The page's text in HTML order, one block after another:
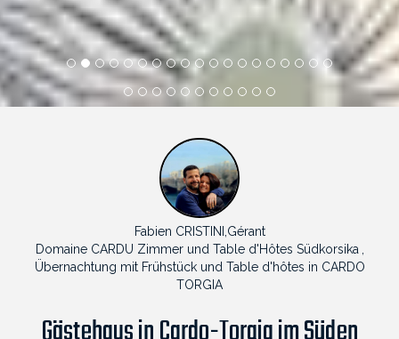
1 2 3 4 5 6 7 8 9 1011 1213141516171819
2021222324252627282930
Fabien CRISTINI,Gérant
Domaine CARDU Zimmer und Table d'Hôtes Südkorsika ,
Übernachtung mit Frühstück und Table d'hôtes in CARDO
TORGIA